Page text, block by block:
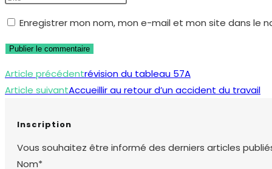
username
to
address
to
de
votre
(facultatif)
Enregistrer mon nom, mon e-mail et mon site dans le
Read
more
Article précédentrévision du tableau 57A
Article suivantAccueillir au retour d’un accident du travail
Inscription
Vous souhaitez être informé des derniers articles
Nom*